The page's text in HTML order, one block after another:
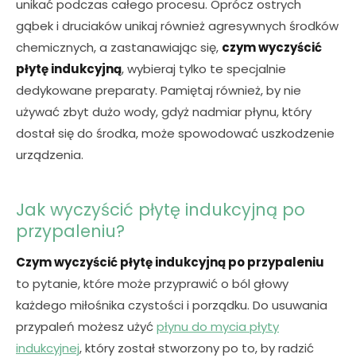
unikać podczas całego procesu. Oprócz ostrych
gąbek i druciaków unikaj również agresywnych środków
chemicznych, a zastanawiając się, czym wyczyścić
płytę indukcyjną, wybieraj tylko te specjalnie
dedykowane preparaty. Pamiętaj również, by nie
używać zbyt dużo wody, gdyż nadmiar płynu, który
dostał się do środka, może spowodować uszkodzenie
urządzenia.
Jak wyczyścić płytę indukcyjną po
przypaleniu?
Czym wyczyścić płytę indukcyjną po przypaleniu
to pytanie, które może przyprawić o ból głowy
każdego miłośnika czystości i porządku. Do usuwania
przypaleń możesz użyćpłynu do mycia płyty
indukcyjnej, który został stworzony po to, by radzić